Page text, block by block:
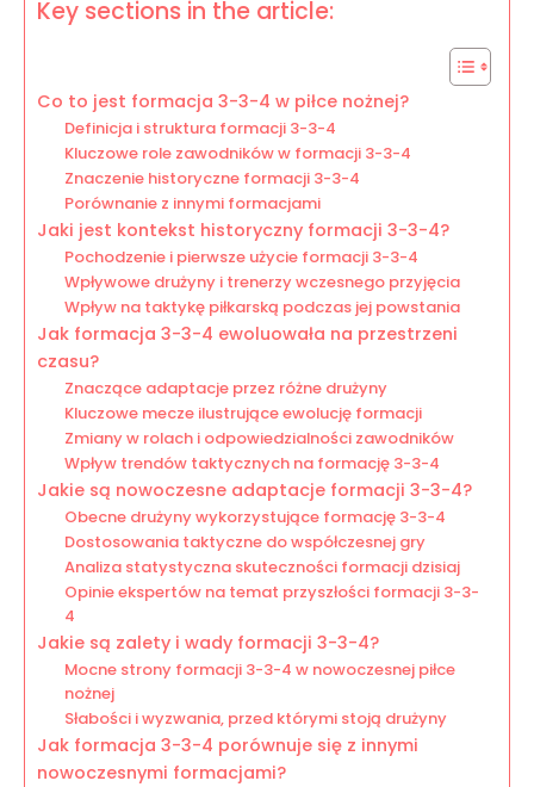
Key sections in the article:
Co to jest formacja 3-3-4 w piłce nożnej?
Definicja i struktura formacji 3-3-4
Kluczowe role zawodników w formacji 3-3-4
Znaczenie historyczne formacji 3-3-4
Porównanie z innymi formacjami
Jaki jest kontekst historyczny formacji 3-3-4?
Pochodzenie i pierwsze użycie formacji 3-3-4
Wpływowe drużyny i trenerzy wczesnego przyjęcia
Wpływ na taktykę piłkarską podczas jej powstania
Jak formacja 3-3-4 ewoluowała na przestrzeni
czasu?
Znaczące adaptacje przez różne drużyny
Kluczowe mecze ilustrujące ewolucję formacji
Zmiany w rolach i odpowiedzialności zawodników
Wpływ trendów taktycznych na formację 3-3-4
Jakie są nowoczesne adaptacje formacji 3-3-4?
Obecne drużyny wykorzystujące formację 3-3-4
Dostosowania taktyczne do współczesnej gry
Analiza statystyczna skuteczności formacji dzisiaj
Opinie ekspertów na temat przyszłości formacji 3-3-
4
Jakie są zalety i wady formacji 3-3-4?
Mocne strony formacji 3-3-4 w nowoczesnej piłce
nożnej
Słabości i wyzwania, przed którymi stoją drużyny
Jak formacja 3-3-4 porównuje się z innymi
nowoczesnymi formacjami?